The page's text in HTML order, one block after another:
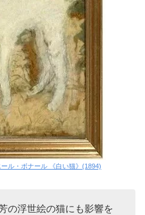
ル・ボナール 《白い猫》(1894)
の浮世絵の猫にも影響を